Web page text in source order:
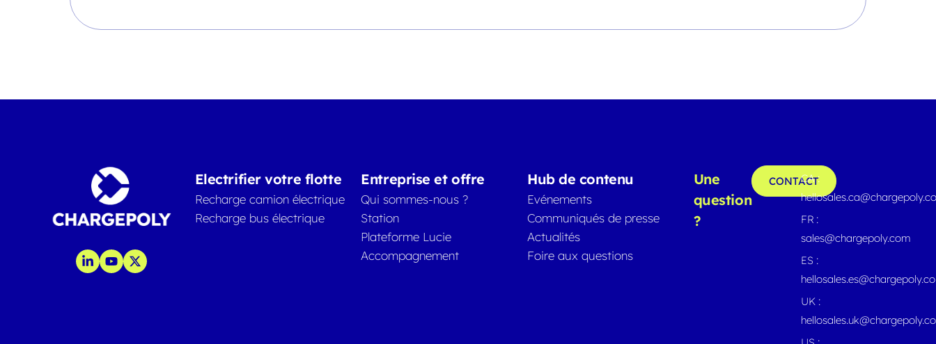
Electrifier votre flotte
Recharge camion électrique
Recharge bus électrique
Entreprise et offre
Qui sommes-nous ?
Station
Plateforme Lucie
Accompagnement
Hub de contenu
Evénements
Communiqués de presse
Actualités
Foire aux questions
Une
question
?
CONTACT
CA :
FR :
sales@chargepoly.com
ES :
UK :